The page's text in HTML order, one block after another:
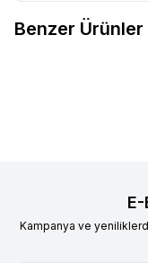
Benzer Ürünler
Kampanya ve